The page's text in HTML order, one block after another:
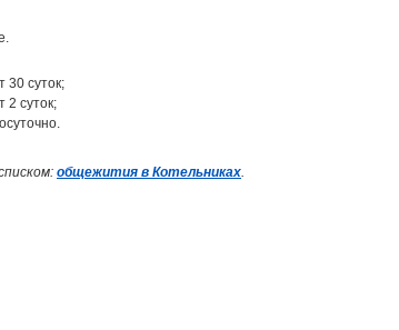
30 суток;
2 суток;
общежития в Котельниках.